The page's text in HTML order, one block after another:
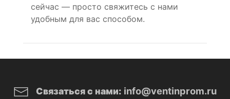
сейчас — просто свяжитесь с нами
удобным для вас способом.
Связаться с нами: info@ventinprom.ru